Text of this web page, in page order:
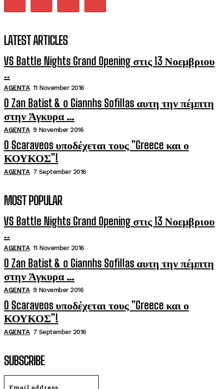
LATEST ARTICLES
VS Battle Nights Grand Opening στις 13 Νοεμβριου
..
AGENTA 11 November 2016
O Zan Batist & o Giannhs Sofillas αυτη την πέμπτη
στην Άγκυρα …
AGENTA 9 November 2016
O Scaraveos υποδέχεται τους ”Greece και ο
ΚΟΥΚΟΣ”!
AGENTA 7 September 2016
MOST POPULAR
VS Battle Nights Grand Opening στις 13 Νοεμβριου
..
AGENTA 11 November 2016
O Zan Batist & o Giannhs Sofillas αυτη την πέμπτη
στην Άγκυρα …
AGENTA 9 November 2016
O Scaraveos υποδέχεται τους ”Greece και ο
ΚΟΥΚΟΣ”!
AGENTA 7 September 2016
SUBSCRIBE